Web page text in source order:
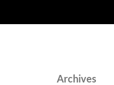
Archives